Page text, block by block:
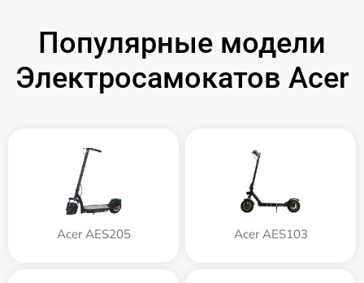
Популярные модели
Электросамокатов Acer
Acer AES205 Acer AES103